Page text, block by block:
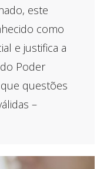
este
como
e justifica a
Poder
questões
–